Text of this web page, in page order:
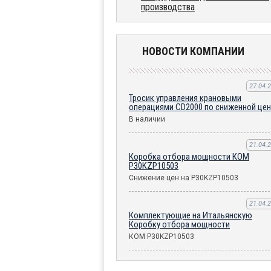
производства
НОВОСТИ КОМПАНИИ
Тросик управления крановыми
операциями CD2000 по сниженной
В наличии
Коробка отбора мощности КОМ
P30KZP10503
Снижение цен на P30KZP10503
Комплектующие на Итальянскую
Коробку отбора мощности
КОМ P30KZP10503